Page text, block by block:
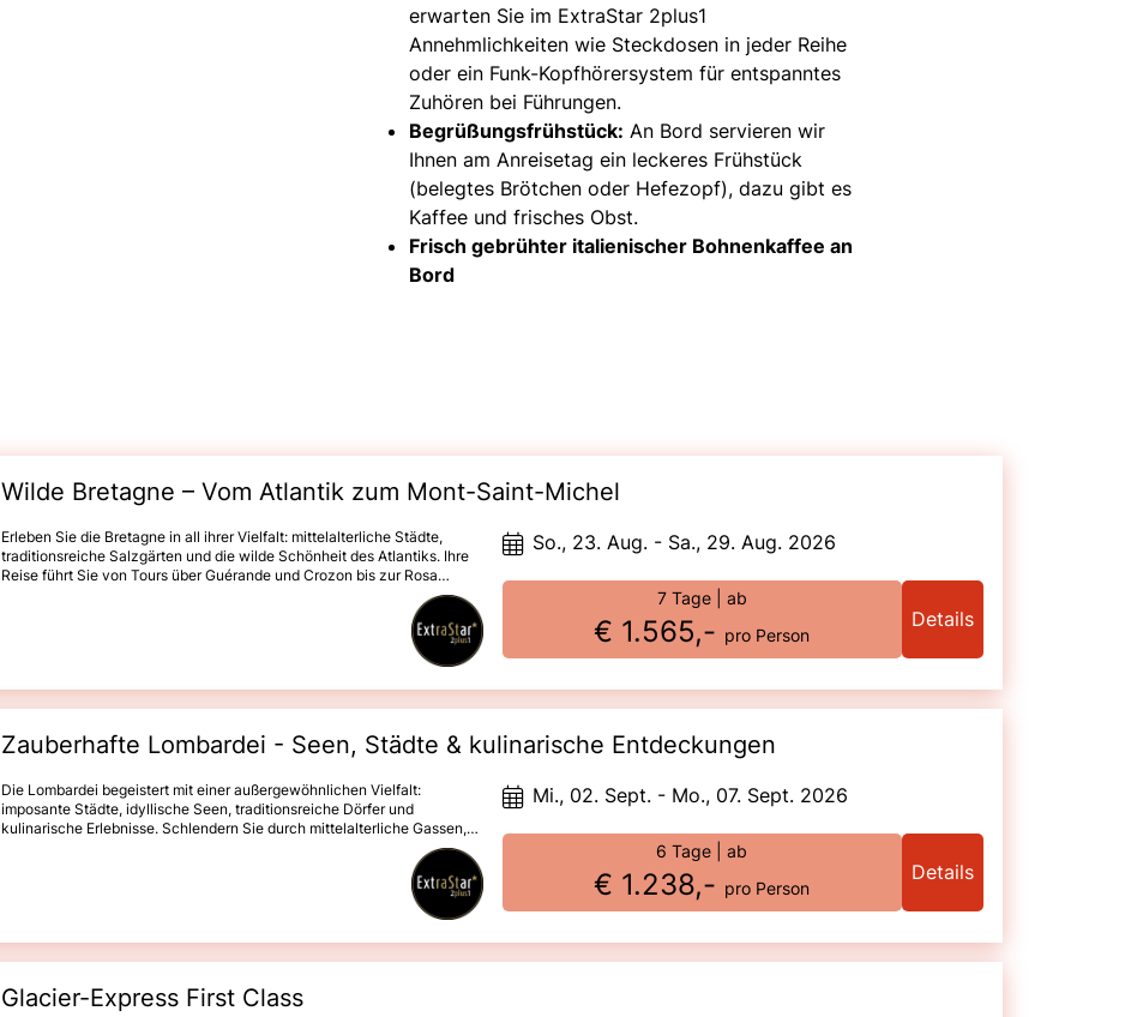
erwarten Sie im ExtraStar 2plus1
Annehmlichkeiten wie Steckdosen in jeder Reihe
oder ein Funk-Kopfhörersystem für entspanntes
Zuhören bei Führungen.
Begrüßungsfrühstück: An Bord servieren wir
Ihnen am Anreisetag ein leckeres Frühstück
(belegtes Brötchen oder Hefezopf), dazu gibt es
Kaffee und frisches Obst.
Frisch gebrühter italienischer Bohnenkaffee an
Bord
Wilde Bretagne – Vom Atlantik zum Mont-Saint-Michel
Erleben Sie die Bretagne in all ihrer Vielfalt: mittelalterliche Städte,
traditionsreiche Salzgärten und die wilde Schönheit des Atlantiks. Ihre
Reise führt Sie von Tours über Guérande und Crozon bis zur Rosa
Granitküste, nach Saint-Malo und zum einzigartigen Mont Saint-
Michel. Unterwegs erwarten Sie eindrucksvolle Landschaften,
kulturelle Höhepunkte und Gelegenheit zu erholsamen Pausen.„Wunder
So., 23. Aug. - Sa., 29. Aug. 2026
7 Tage | ab
€ 1.565,- pro Person
Details
Zauberhafte Lombardei - Seen, Städte & kulinarische Entdeckungen
Die Lombardei begeistert mit einer außergewöhnlichen Vielfalt:
imposante Städte, idyllische Seen, traditionsreiche Dörfer und
kulinarische Erlebnisse. Schlendern Sie durch mittelalterliche Gassen,
staunen Sie über UNESCO-Welterbe, verkosten Sie erlesene Weine und
Käse und genießen Sie unvergessliche Schifffahrten. Höhepunkte wie
Mailand mit der weltberühmten Scala, das UNESCO-Dorf Crespi d’Adda,
Bergamo mit seiner prachtvollen Piazza Vecchia oder die Insel Monte
Lebensfreude, Kultur und Genuss.
Mi., 02. Sept. - Mo., 07. Sept. 2026
6 Tage | ab
€ 1.238,- pro Person
Details
Glacier-Express First Class